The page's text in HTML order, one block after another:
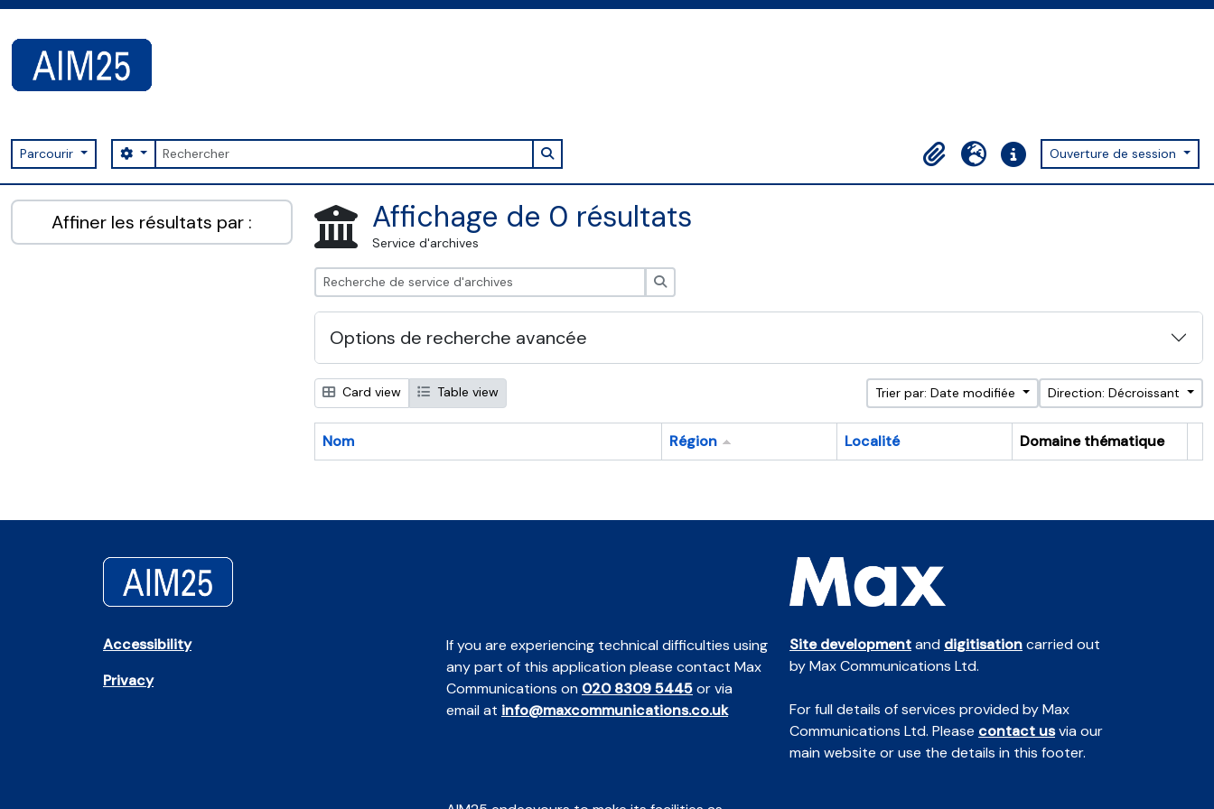
Parcourir Rechercher
Search options Search in browse page
Presse-papier
LangueLiens rapidesOuverture de session
AIM25 - AtoM 2.8.2
Affiner les résultats par : Affichage de 0 résultats
Service d'archives
Options de recherche avancée
Card view Table view Trier par: Date modifiée Direction: Décroissant
Nom Région Localité
Domaine thématique
Accessibility
Privacy
If you are experiencing technical difficulties using
any part of this application please contact Max
Communications on 020 8309 5445or via
email at info@maxcommunications.co.uk
Site developmentand digitisationcarried out
by Max Communications Ltd.
For full details of services provided by Max
Communications Ltd. Please contact usvia our
main website or use the details in this footer.